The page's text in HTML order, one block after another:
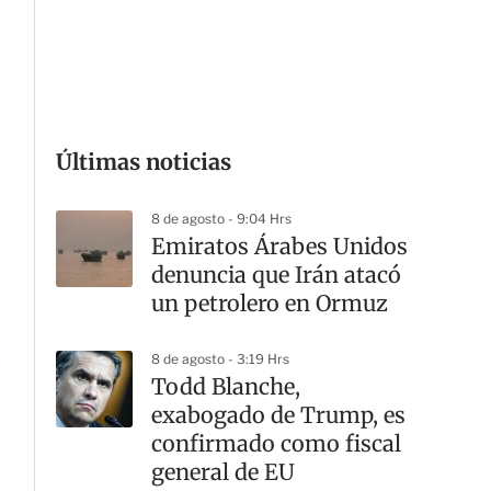
Últimas noticias
8 de agosto - 9:04 Hrs
Emiratos Árabes Unidos
denuncia que Irán atacó
un petrolero en Ormuz
8 de agosto - 3:19 Hrs
Todd Blanche,
exabogado de Trump, es
confirmado como fiscal
general de EU